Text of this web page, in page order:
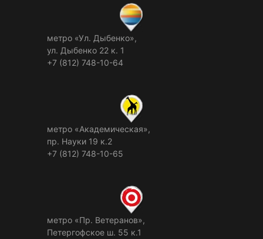
метро «Ул. Дыбенко»,
ул. Дыбенко 22 к. 1
+7 (812) 748-10-64
метро «Академическая»,
пр. Науки 19 к.2
+7 (812) 748-10-65
метро «Пр. Ветеранов»,
Петергофское ш. 55 к.1